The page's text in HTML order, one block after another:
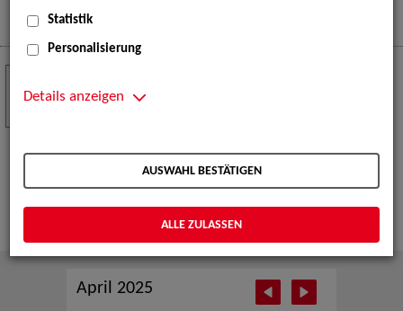
Mehr
Serienfestival Weimar
TeleVisionale – Film- und Serienfestival in Weimar
und Eventpartnerin des Crew Call Weimar.
Mehr
NOV
April 2025
Statistik
Personalisierung
Details anzeigen
AUSWAHL BESTÄTIGEN
ALLE ZULASSEN